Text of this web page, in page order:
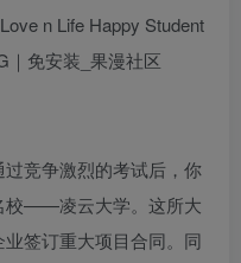
竞争激烈的考试后，你
校——凌云大学。这所大
签订重大项目合同。同